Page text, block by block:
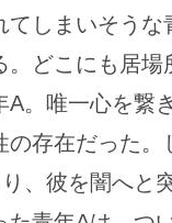
しまいそうな
どこにも居
。唯一心を繋
存在だった。
、彼を闇へと